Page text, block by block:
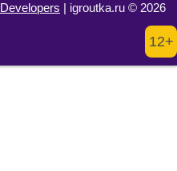
Developers | igroutka.ru © 2026
12+